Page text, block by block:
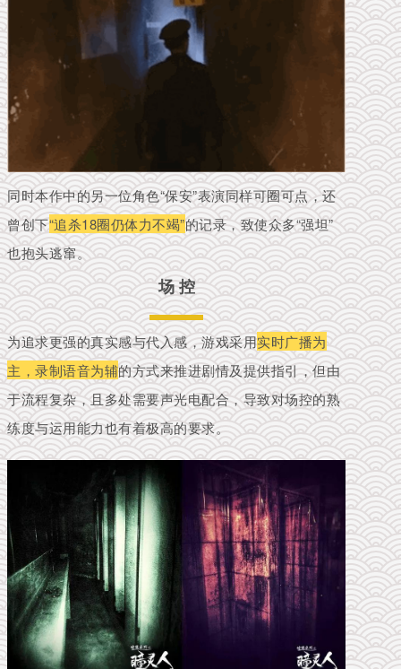
同时本作中的另一位角色“保安”表演同样可圈可点，还
曾创下“追杀18圈仍体力不竭”的记录，致使众多“强坦”
也抱头逃窜。
场 控
为追求更强的真实感与代入感，游戏采用实时广播为
主，录制语音为辅的方式来推进剧情及提供指引，但由
于流程复杂，且多处需要声光电配合，导致对场控的熟
练度与运用能力也有着极高的要求。